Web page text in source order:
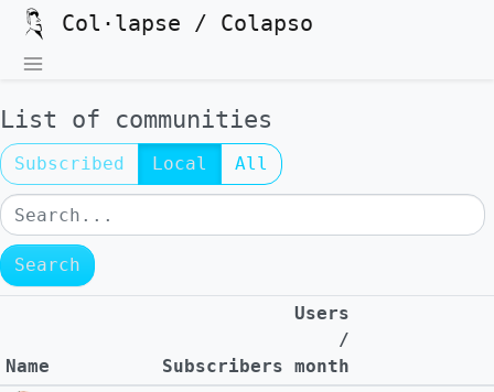
Col·lapse / Colapso
List of communities
Subscribed Local All
Search
Search
Name Subscribers
Users
/
month